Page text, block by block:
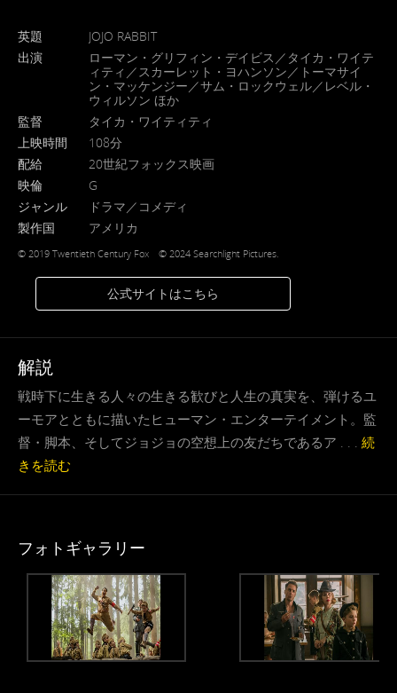
英題
JOJO RABBIT
出演
ローマン・グリフィン・デイビス／タイカ・ワイテ
ィティ／スカーレット・ヨハンソン／トーマサイ
ン・マッケンジー／サム・ロックウェル／レベル・
ウィルソン ほか
監督
タイカ・ワイティティ
上映時間
108分
配給
20世紀フォックス映画
映倫
G
ジャンル
ドラマ／コメディ
製作国
アメリカ
©︎ 2019 Twentieth Century Fox © 2024 Searchlight Pictures.
公式サイトはこちら
解説
戦時下に生きる人々の生きる歓びと人生の真実を、弾けるユ
ーモアとともに描いたヒューマン・エンターテイメント。監
督・脚本、そしてジョジョの空想上の友だちであるア . . . 続
きを読む
フォトギャラリー